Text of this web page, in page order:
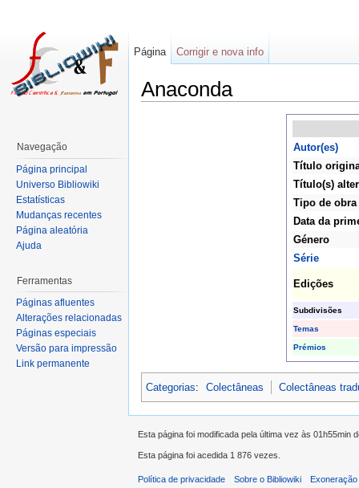
Anaconda
Autor(es)
Título
Título(s)
Tipo de obra
Data da
Género
Série
Edições
Subdivisões
Temas
Prémios
Categorias: Colectâneas Colectâneas
Página Corrigir e nova info
Navegação
Página principal
Universo Bibliowiki
Estatísticas
Mudanças recentes
Página aleatória
Ajuda
Ferramentas
Páginas afluentes
Alterações relacionadas
Páginas especiais
Versão para impressão
Link permanente
Esta página foi modificada pela última vez às 01h55min
Esta página foi acedida 1 876 vezes.
Política de privacidade Sobre o Bibliowiki